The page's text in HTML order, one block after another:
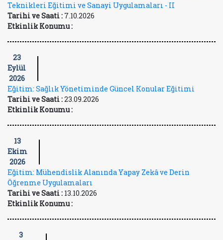
Teknikleri Eğitimi ve Sanayi Uygulamaları - II
Tarihi ve Saati : 7.10.2026
Etkinlik Konumu :
23
Eylül
2026
Eğitim: Sağlık Yönetiminde Güncel Konular Eğitimi
Tarihi ve Saati :23.09.2026
Etkinlik Konumu :
13
Ekim
2026
Eğitim: Mühendislik Alanında Yapay Zekâ ve Derin
Öğrenme Uygulamaları
Tarihi ve Saati : 13.10.2026
Etkinlik Konumu :
3